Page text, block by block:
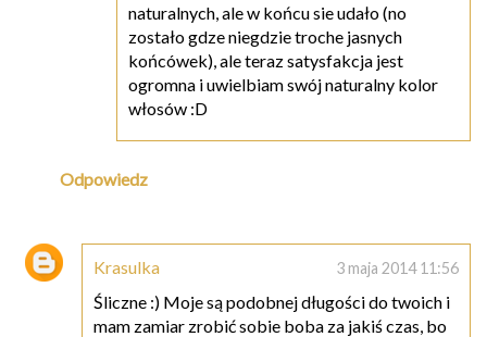
naturalnych, ale w końcu sie udało (no
zostało gdze niegdzie troche jasnych
końcówek), ale teraz satysfakcja jest
ogromna i uwielbiam swój naturalny kolor
włosów :D
Odpowiedz
Krasulka 3 maja 2014 11:56
Śliczne :) Moje są podobnej długości do twoich i
mam zamiar zrobić sobie boba za jakiś czas, bo